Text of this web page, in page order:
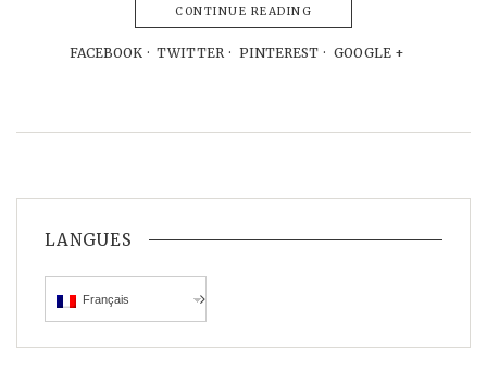
CONTINUE READING
FACEBOOK TWITTER PINTEREST GOOGLE +
LANGUES
Français